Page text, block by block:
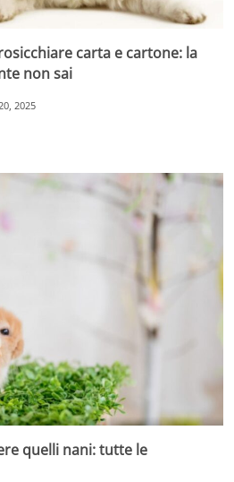
carta e cartone: la
non sai
2025
quelli nani: tutte le